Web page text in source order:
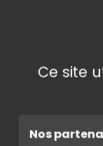
Ce site
Nos